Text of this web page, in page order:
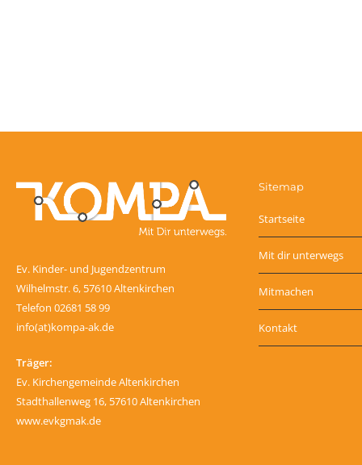
Ev. Kinder- und Jugendzentrum
Wilhelmstr. 6, 57610 Altenkirchen
Telefon 02681 58 99
info(at)kompa-ak.de
Träger:
Ev. Kirchengemeinde Altenkirchen
Stadthallenweg 16, 57610 Altenkirchen
www.evkgmak.de
Sitemap
Startseite
Mit dir unterwegs
Mitmachen
Kontakt